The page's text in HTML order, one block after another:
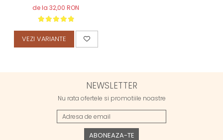
de la 32,00 RON
VEZI VARIANTE
NEWSLETTER
Nu rata ofertele si promotiile noastre